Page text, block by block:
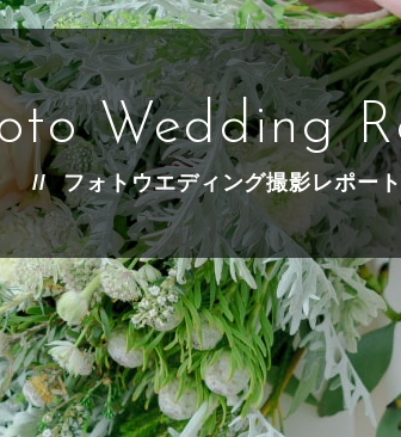
Wedding
フォトウエディング撮影レポート